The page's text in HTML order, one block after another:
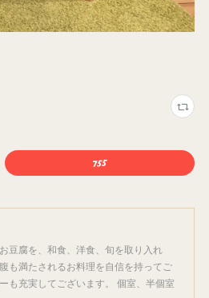
豆腐を、和食、洋食、旬を取り入れ
も満たされるお料理を自信を持ってご
も充実してございます。 個室、半個室